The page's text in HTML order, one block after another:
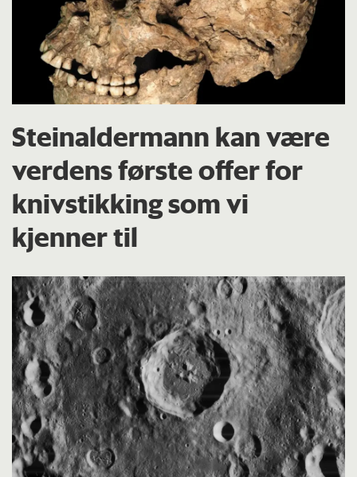
Steinaldermann kan være
verdens første offer for
knivstikking som vi
kjenner til